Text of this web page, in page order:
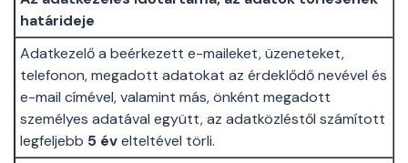
határideje
Adatkezelő a beérkezett e-maileket, üzeneteket,
telefonon, megadott adatokat az érdeklődő nevével és
e-mail címével, valamint más, önként megadott
személyes adatával együtt, az adatközléstől számított
legfeljebb 5 évelteltével törli.